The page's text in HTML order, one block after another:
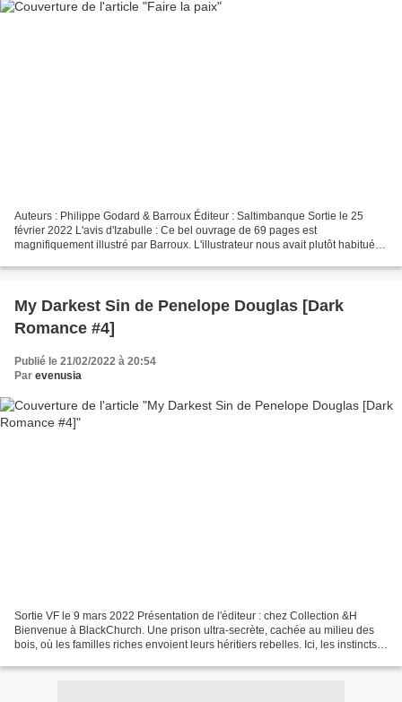
Auteurs : Philippe Godard & Barroux Éditeur : Saltimbanque Sortie le 25
février 2022 L'avis d'Izabulle : Ce bel ouvrage de 69 pages est
magnifiquement illustré par Barroux. L'illustrateur nous avait plutôt habitué à
My Darkest Sin de Penelope Douglas [Dark
Romance #4]
Publié le 21/02/2022 à 20:54
Par evenusia
Sortie VF le 9 mars 2022 Présentation de l'éditeur : chez Collection &H
Bienvenue à BlackChurch. Une prison ultra-secrète, cachée au milieu des
bois, où les familles riches envoient leurs héritiers rebelles. Ici, les instincts